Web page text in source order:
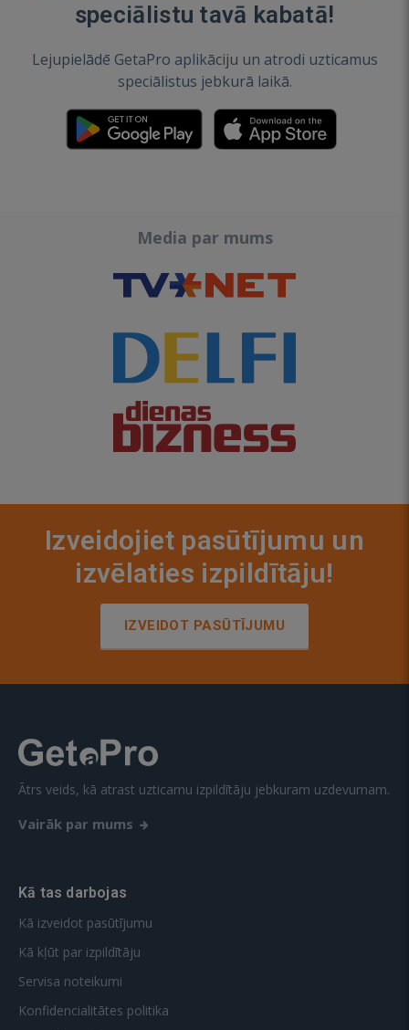
speciālistu tavā kabatā!
Lejupielādē GetaPro aplikāciju un atrodi uzticamus
speciālistus jebkurā laikā.
Media par mums
Izveidojiet pasūtījumu un
izvēlaties izpildītāju!
IZVEIDOT PASŪTĪJUMU
Ātrs veids, kā atrast uzticamu izpildītāju jebkuram uzdevumam.
Vairāk par mums
Kā tas darbojas
Kā izveidot pasūtījumu
Kā kļūt par izpildītāju
Servisa noteikumi
Konfidencialitātes politika